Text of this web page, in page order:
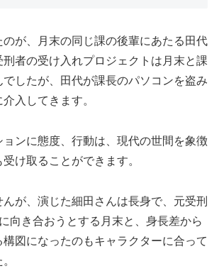
が、月末の同じ課の後輩にあたる田代
者の受け入れプロジェクトは月末と課
したが、田代が課長のパソコンを盗み
入してきます。
ョンに態度、行動は、現代の世間を象徴
け取ることができます。
が、演じた細田さんは長身で、元受刑
向き合おうとする月末と、身長差から
図になったのもキャラクターに合って